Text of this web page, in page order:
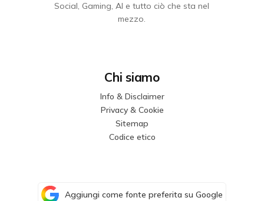
Social, Gaming, AI e tutto ciò che sta nel
mezzo.
Chi siamo
Info & Disclaimer
Privacy & Cookie
Sitemap
Codice etico
Aggiungi come fonte preferita su Google